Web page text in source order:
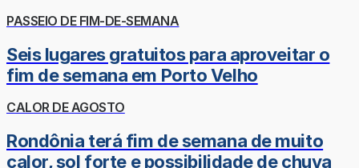
PASSEIO DE FIM-DE-SEMANA
Seis lugares gratuitos para aproveitar o
fim de semana em Porto Velho
CALOR DE AGOSTO
Rondônia terá fim de semana de muito
calor, sol forte e possibilidade de chuva